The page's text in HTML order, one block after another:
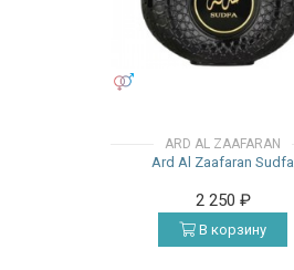
ARD AL ZAAFARAN
Ard Al Zaafaran Sudfa
2 250 ₽
В корзину